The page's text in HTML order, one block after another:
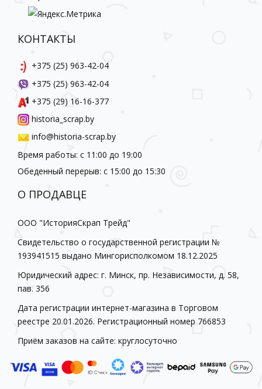
КОНТАКТЫ
+375 (25) 963-42-04
+375 (25) 963-42-04
+375 (29) 16-16-377
historia_scrap.by
info@historia-scrap.by
Время работы: с 11:00 до 19:00
Обеденный перерыв: с 15:00 до 15:30
О ПРОДАВЦЕ
ООО "ИсторияСкрап Трейд"
Свидетельство о государственной регистрации №
193941515 выдано Мингорисполкомом 18.12.2025
Юридический адрес: г. Минск, пр. Независимости, д. 58,
пав. 356
Дата регистрации интернет-магазина в Торговом
реестре 20.01.2026. Регистрационный номер 766853
Приём заказов на сайте: круглосуточно